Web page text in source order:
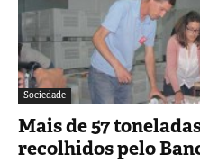
Sociedade
Mais de 57
recolhidos pelo